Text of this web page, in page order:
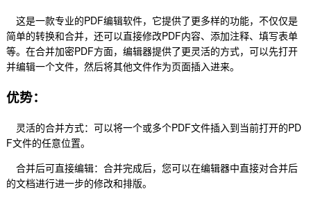
这是一款专业的PDF编辑软件，它提供了更多样的功能，不仅仅是
简单的转换和合并，还可以直接修改PDF内容、添加注释、填写表单
等。在合并加密PDF方面，编辑器提供了更灵活的方式，可以先打开
并编辑一个文件，然后将其他文件作为页面插入进来。
优势：
灵活的合并方式：可以将一个或多个PDF文件插入到当前打开的PD
F文件的任意位置。
合并后可直接编辑：合并完成后，您可以在编辑器中直接对合并后
的文档进行进一步的修改和排版。